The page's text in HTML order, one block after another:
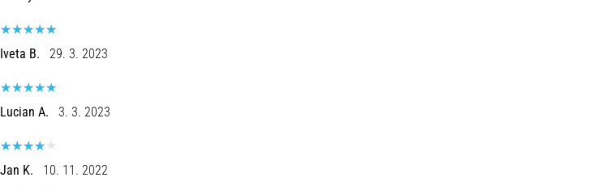
Iveta B. 29. 3. 2023
Lucian A. 3. 3. 2023
Jan K. 10. 11. 2022